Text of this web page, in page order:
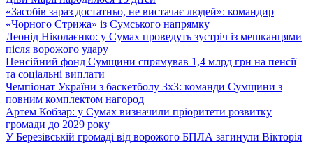
«Засобів зараз достатньо, не вистачає людей»: командир
«Чорного Стрижа» із Сумського напрямку
Леонід Ніколаєнко: у Сумах проведуть зустріч із мешканцями
після ворожого удару
Пенсійний фонд Сумщини спрямував 1,4 млрд грн на пенсії
та соціальні виплати
Чемпіонат України з баскетболу 3х3: команди Сумщини з
повним комплектом нагород
Артем Кобзар: у Сумах визначили пріоритети розвитку
громади до 2029 року
У Березівській громаді від ворожого БПЛА загинули Вікторія